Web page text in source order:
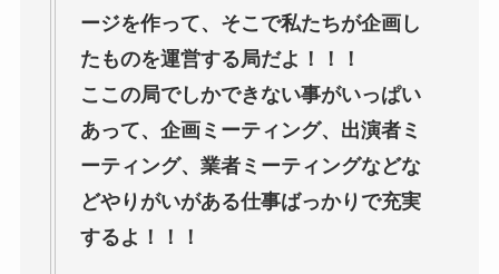
ージを作って、そこで私たちが企画し
たものを運営する局だよ！！！
ここの局でしかできない事がいっぱい
あって、企画ミーティング、出演者ミ
ーティング、業者ミーティングなどな
どやりがいがある仕事ばっかりで充実
するよ！！！